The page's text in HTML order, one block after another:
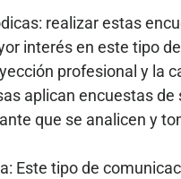
realizar estas
interés en este tipo
profesional y la
aplican encuestas
que se analicen y
Este tipo de